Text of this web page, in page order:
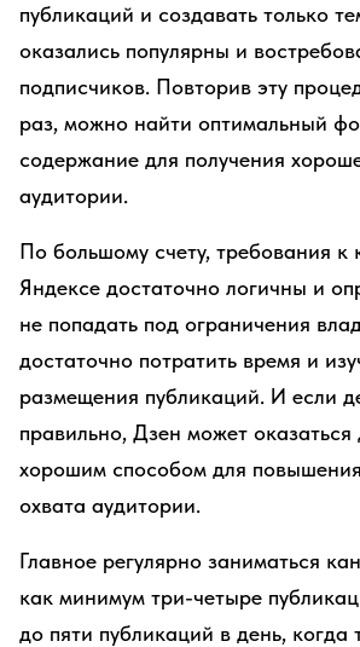
публикаций и создавать только
оказались популярны и
подписчиков. Повторив эту
раз, можно найти оптимальный
содержание для получения
аудитории.
По большому счету, требования к
Яндексе достаточно логичны и
не попадать под ограничения
достаточно потратить время и
размещения публикаций. И если
правильно, Дзен может оказаться
хорошим способом для
охвата аудитории.
Главное регулярно заниматься
как минимум три-четыре
до пяти публикаций в день, когда